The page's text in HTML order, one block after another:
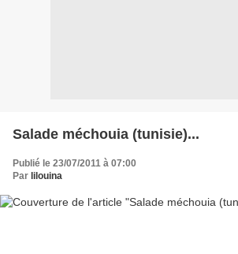
Salade méchouia (tunisie)...
Publié le 23/07/2011 à 07:00
Par lilouina